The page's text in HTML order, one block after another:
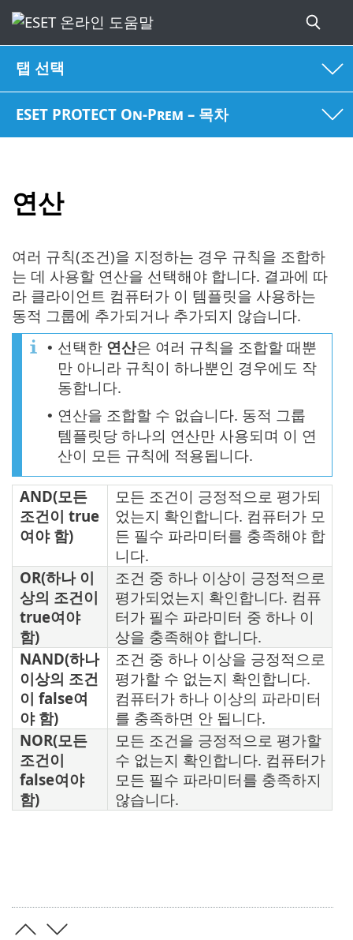
탭 선택
ESET PROTECT On-Prem – 목차
연산
여러 규칙(조건)을 지정하는 경우 규칙을 조합하
는 데 사용할 연산을 선택해야 합니다. 결과에 따
라 클라이언트 컴퓨터가 이 템플릿을 사용하는
동적 그룹에 추가되거나 추가되지 않습니다.
• 선택한 연산은 여러 규칙을 조합할 때뿐
만 아니라 규칙이 하나뿐인 경우에도 작
동합니다.
• 연산을 조합할 수 없습니다. 동적 그룹
템플릿당 하나의 연산만 사용되며 이 연
산이 모든 규칙에 적용됩니다.
AND(모든
조건이 true
여야 함)
모든 조건이 긍정적으로 평가되
었는지 확인합니다. 컴퓨터가 모
든 필수 파라미터를 충족해야 합
니다.
OR(하나 이
상의 조건이
true여야
함)
조건 중 하나 이상이 긍정적으로
평가되었는지 확인합니다. 컴퓨
터가 필수 파라미터 중 하나 이
상을 충족해야 합니다.
NAND(하나
이상의 조건
이 false여
야 함)
조건 중 하나 이상을 긍정적으로
평가할 수 없는지 확인합니다.
컴퓨터가 하나 이상의 파라미터
를 충족하면 안 됩니다.
NOR(모든
조건이
false여야
함)
모든 조건을 긍정적으로 평가할
수 없는지 확인합니다. 컴퓨터가
모든 필수 파라미터를 충족하지
않습니다.